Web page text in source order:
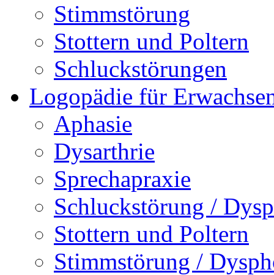
Stimmstörung
Stottern und Poltern
Schluckstörungen
Logopädie für
Aphasie
Dysarthrie
Sprechapraxie
Schluckstörung /
Stottern und Poltern
Stimmstörung /